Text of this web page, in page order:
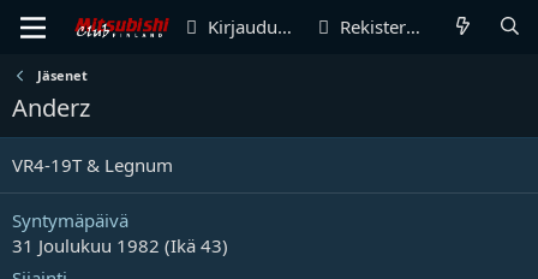
Kirjaudu sisään Rekisteröidy
Jäsenet
Anderz
VR4-19T & Legnum
Syntymäpäivä
31 Joulukuu 1982 (Ikä 43)